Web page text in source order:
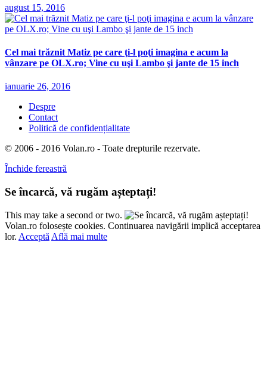
august 15, 2016
Cel mai trăznit Matiz pe care ţi-l poţi imagina e acum la
vânzare pe OLX.ro; Vine cu uşi Lambo şi jante de 15 inch
ianuarie 26, 2016
Despre
Contact
Politică de confidențialitate
© 2006 - 2016 Volan.ro - Toate drepturile rezervate.
Închide fereastră
Se încarcă, vă rugăm așteptați!
This may take a second or two.
Volan.ro folosește cookies. Continuarea navigării implică acceptarea
lor. Acceptă Află mai multe